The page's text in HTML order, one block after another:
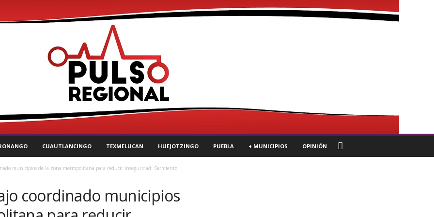
CUAUTLANCINGO TEXMELUCAN HUEJOTZINGO PUEBLA + MUNICIPIOS OPINIÓN
municipios de la zona metropolitana para reducir inseguridad: Sarmiento
coordinado municipios